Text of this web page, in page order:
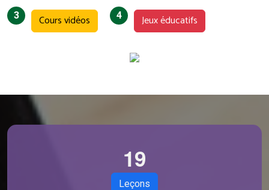
3 Cours vidéos 4 Jeux éducatifs
19
Leçons